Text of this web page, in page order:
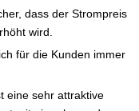
dass der Strompreis
wird.
für die Kunden immer
eine sehr attraktive